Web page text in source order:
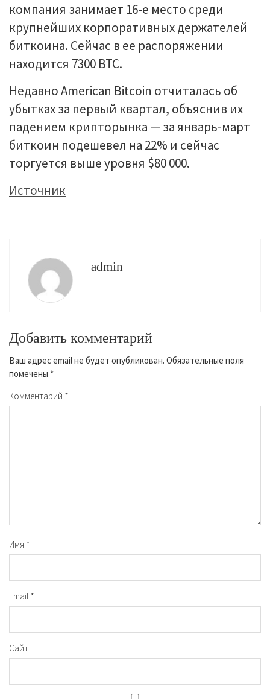
компания занимает 16-е место среди
крупнейших корпоративных держателей
биткоина. Сейчас в ее распоряжении
находится 7300 BTC.
Недавно American Bitcoin отчиталась об
убытках за первый квартал, объяснив их
падением крипторынка — за январь-март
биткоин подешевел на 22% и сейчас
торгуется выше уровня $80 000.
Источник
admin
Добавить комментарий
Ваш адрес email не будет опубликован. Обязательные поля
помечены *
Комментарий *
Имя *
Email *
Сайт